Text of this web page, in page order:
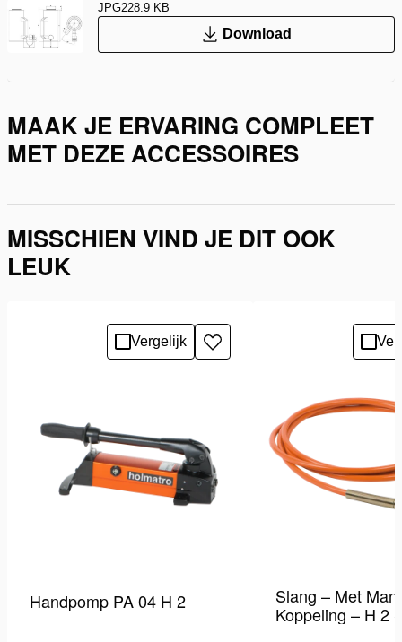
JPG228.9 KB
Download
MAAK JE ERVARING COMPLEET
MET DEZE ACCESSOIRES
MISSCHIEN VIND JE DIT OOK
LEUK
Vergelijk
Toevoegen
aan
Handpomp PA 04 H 2
Slang – Met
Koppeling – H 2